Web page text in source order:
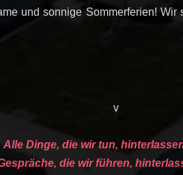
und sonnige Sommerferien!
v
Alle Dinge, die wir tun,
die wir führen,